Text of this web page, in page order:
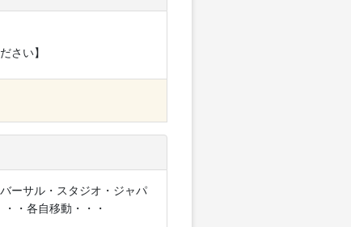
さい】
バーサル・スタジオ・ジャパ
・各自移動・・・